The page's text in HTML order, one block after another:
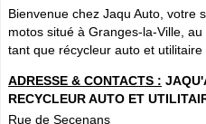
Bienvenue chez Jaqu Auto, votre
motos situé à Granges-la-Ville,
tant que récycleur auto et utilitaire
ADRESSE & CONTACTS :
RECYCLEUR AUTO ET
Rue de Secenans